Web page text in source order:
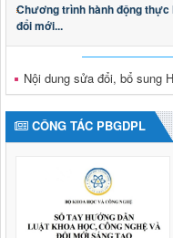
Chương trình hành động thực
đổi mới...
Nội dung sửa đổi, bổ sung
CÔNG TÁC PBGDPL